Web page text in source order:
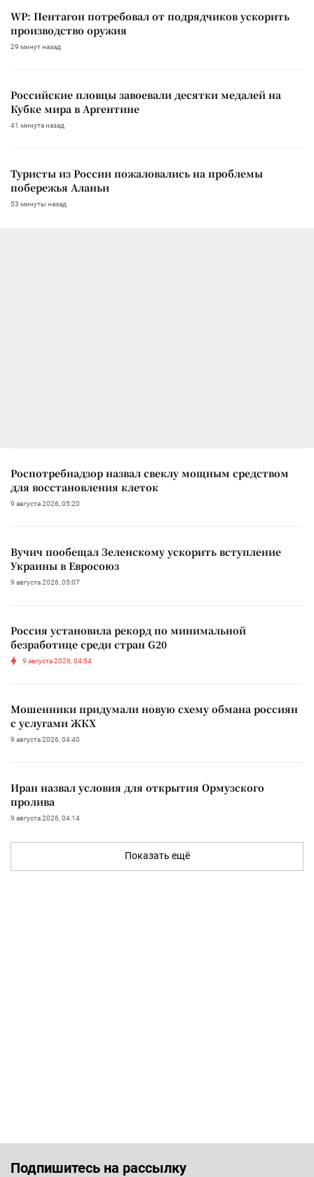
WP: Пентагон потребовал от подрядчиков ускорить
производство оружия
29 минут назад
Российские пловцы завоевали десятки медалей на
Кубке мира в Аргентине
41 минута назад
Туристы из России пожаловались на проблемы
побережья Аланьи
53 минуты назад
Роспотребнадзор назвал свеклу мощным средством
для восстановления клеток
9 августа 2026, 05:20
Вучич пообещал Зеленскому ускорить вступление
Украины в Евросоюз
9 августа 2026, 05:07
Россия установила рекорд по минимальной
безработице среди стран G20
9 августа 2026, 04:54
Мошенники придумали новую схему обмана россиян
с услугами ЖКХ
9 августа 2026, 04:40
Иран назвал условия для открытия Ормузского
пролива
9 августа 2026, 04:14
Показать ещё
Подпишитесь на рассылку